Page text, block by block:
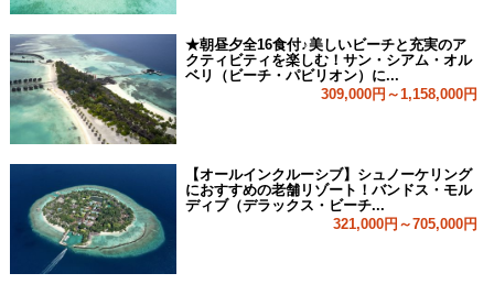
★朝昼夕全16食付♪美しいビーチと充実のア
クティビティを楽しむ！サン・シアム・オル
ベリ（ビーチ・パビリオン）に...
309,000円～1,158,000円
【オールインクルーシブ】シュノーケリング
におすすめの老舗リゾート！バンドス・モル
ディブ（デラックス・ビーチ...
321,000円～705,000円